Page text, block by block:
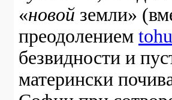
«новой земли»
преодолением
безвидности и
матерински